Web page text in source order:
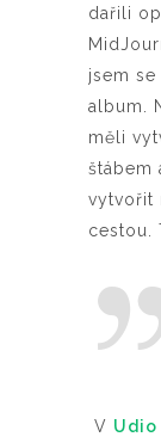
dařili
jsem
album.
měli
štábem
vytvořit
cestou.
V Udio